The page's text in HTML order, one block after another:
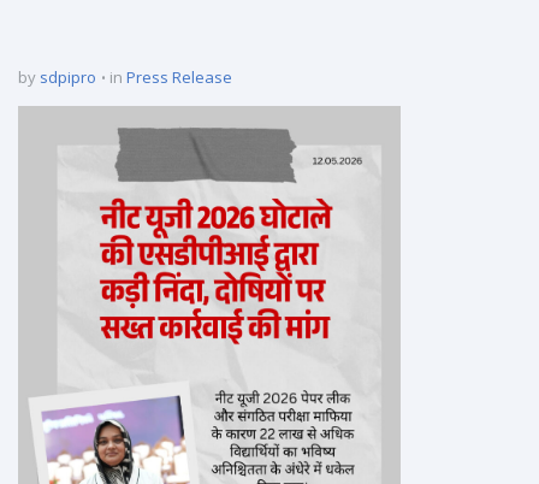
by sdpipro in Press Release